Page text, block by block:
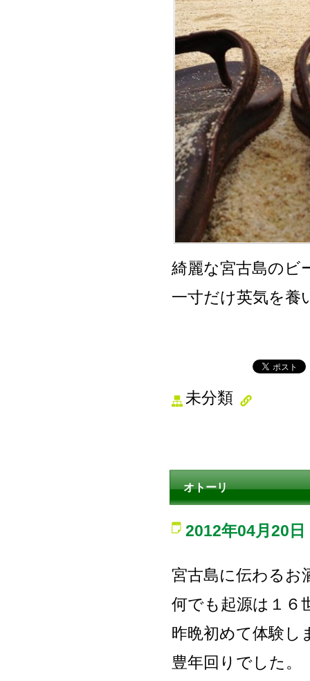
綺麗な宮古島のビ
一寸だけ英気を養
未分類
オトーリ
2012年04月20日
宮古島に伝わるお
何でも起源は１６
昨晩初めて体験し
豊年回りでした。